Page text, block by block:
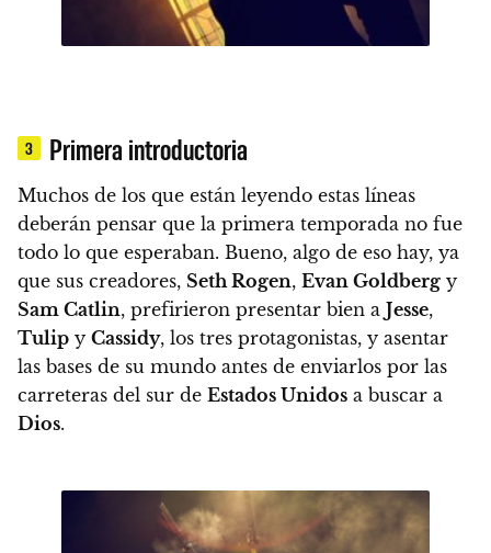
3 Primera introductoria
Muchos de los que están leyendo estas líneas
deberán pensar que la primera temporada no fue
todo lo que esperaban. Bueno, algo de eso hay, ya
que sus creadores, Seth Rogen, Evan Goldberg y
Sam Catlin, prefirieron presentar bien a Jesse,
Tulip y Cassidy, los tres protagonistas, y asentar
las bases de su mundo antes de enviarlos por las
carreteras del sur de Estados Unidos a buscar a
Dios.